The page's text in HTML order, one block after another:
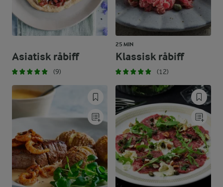
Asiatisk råbiff
(9)
25 MIN
Klassisk råbiff
(12)